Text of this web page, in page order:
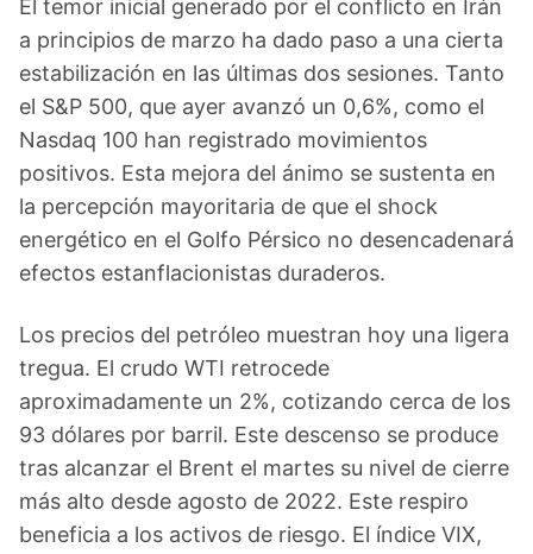
El temor inicial generado por el conflicto en Irán
a principios de marzo ha dado paso a una cierta
estabilización en las últimas dos sesiones. Tanto
el S&P 500, que ayer avanzó un 0,6%, como el
Nasdaq 100 han registrado movimientos
positivos. Esta mejora del ánimo se sustenta en
la percepción mayoritaria de que el shock
energético en el Golfo Pérsico no desencadenará
efectos estanflacionistas duraderos.
Los precios del petróleo muestran hoy una ligera
tregua. El crudo WTI retrocede
aproximadamente un 2%, cotizando cerca de los
93 dólares por barril. Este descenso se produce
tras alcanzar el Brent el martes su nivel de cierre
más alto desde agosto de 2022. Este respiro
beneficia a los activos de riesgo. El índice VIX,